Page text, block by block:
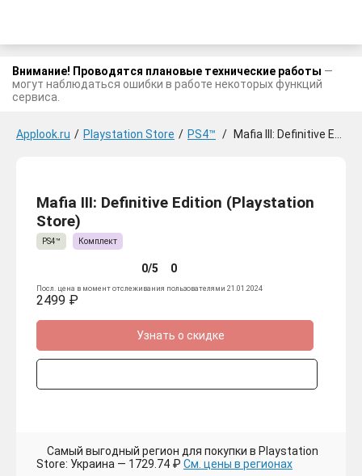
Внимание! Проводятся плановые технические работы —
могут наблюдаться ошибки в работе некоторых функций
сервиса.
Applook.ru / Playstation Store / PS4™ / Mafia III: Definitive Edition
Mafia III: Definitive Edition (Playstation
Store)
PS4™ Комплект
0/5 0
Посл. цена в момент отслеживания пользователями 21.01.2024
2499 ₽
Узнать о скидке
Самый выгодный регион для покупки в Playstation
Store: Украина — 1729.74 ₽ См. цены в регионах